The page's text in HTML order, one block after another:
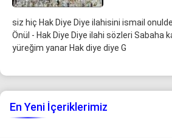
siz hiç Hak Diye Diye ilahisini ismail
Önül - Hak Diye Diye ilahi sözleri Sabaha
yüreğim yanar Hak diye diye G
En Yeni İçeriklerimiz